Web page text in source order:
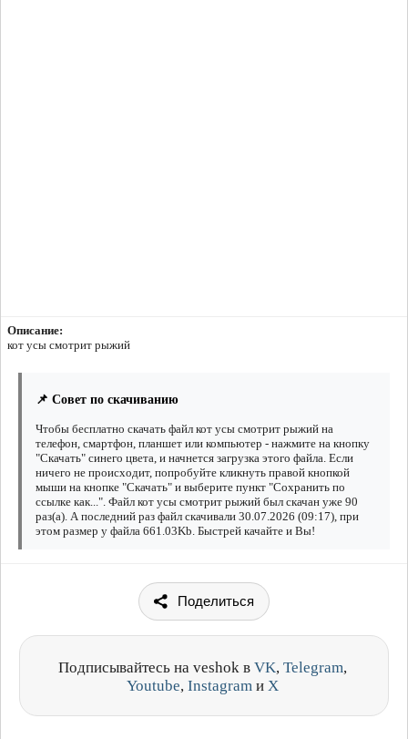
Описание:
кот усы смотрит рыжий
📌 Совет по скачиванию
Чтобы бесплатно скачать файл кот усы смотрит рыжий на
телефон, смартфон, планшет или компьютер - нажмите на кнопку
"Скачать" синего цвета, и начнется загрузка этого файла. Если
ничего не происходит, попробуйте кликнуть правой кнопкой
мыши на кнопке "Скачать" и выберите пункт "Сохранить по
ссылке как...". Файл кот усы смотрит рыжий был скачан уже 90
раз(а). А последний раз файл скачивали 30.07.2026 (09:17), при
этом размер у файла 661.03Kb. Быстрей качайте и Вы!
Поделиться
Подписывайтесь на veshok в VK, Telegram,
Youtube, Instagram и X